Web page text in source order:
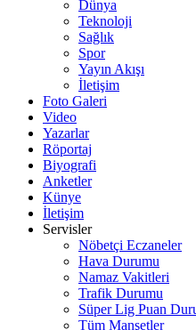
Dünya
Teknoloji
Sağlık
Spor
Yayın Akışı
İletişim
Foto Galeri
Video
Yazarlar
Röportaj
Biyografi
Anketler
Künye
İletişim
Servisler
Nöbetçi Eczaneler
Hava Durumu
Namaz Vakitleri
Trafik Durumu
Süper Lig Puan
Tüm Manşetler